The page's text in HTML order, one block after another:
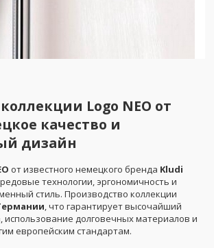
Logo NEO от
качество и
дизайн
от известного немецкого бренда Kludi
технологии, эргономичность и
стиль. Производство коллекции
, что гарантирует высочайший
использование долговечных материалов и
европейским стандартам.